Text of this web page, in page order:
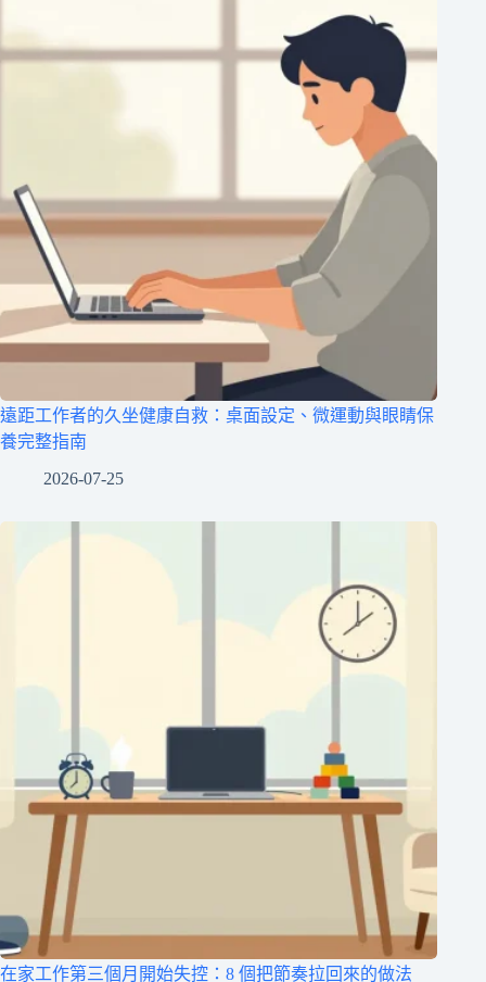
遠距工作者的久坐健康自救：桌面設定、微運動與眼睛保
養完整指南
2026-07-25
在家工作第三個月開始失控：8 個把節奏拉回來的做法